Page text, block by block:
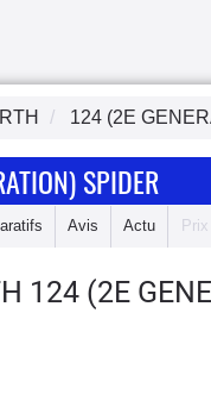
124 (2E
SPIDER
Avis Actu Prix
124 (2E